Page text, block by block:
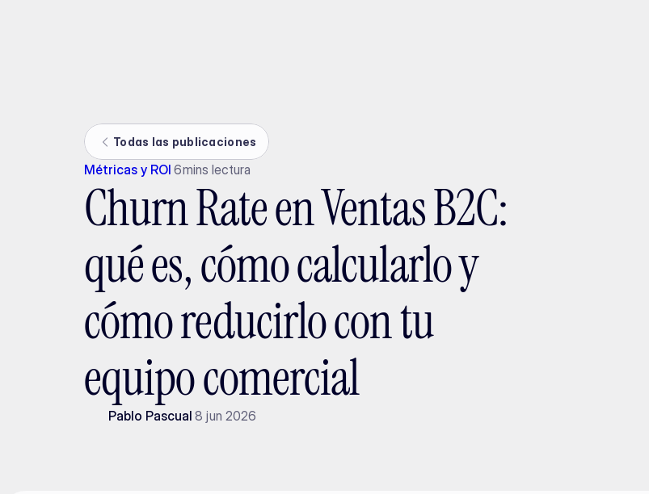
Todas las publicaciones
Métricas y ROI 6mins lectura
Churn Rate en Ventas B2C:
qué es, cómo calcularlo y
cómo reducirlo con tu
equipo comercial
Pablo Pascual 8 jun 2026